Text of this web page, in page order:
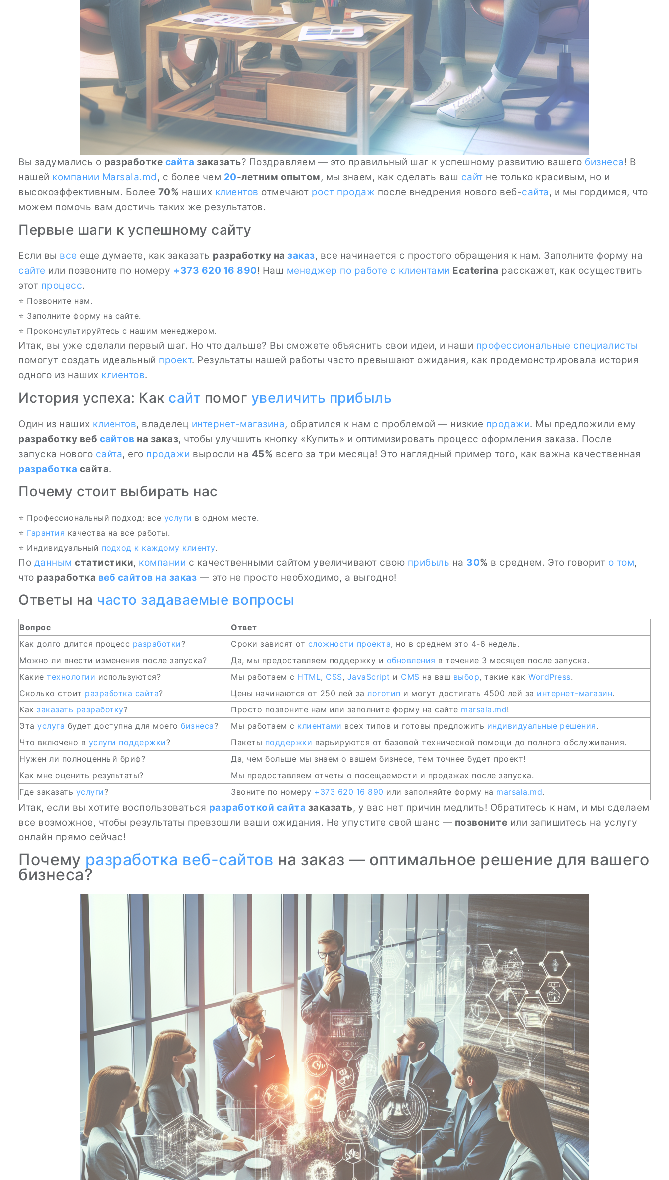
Вы задумались о разработке сайта заказать? Поздравляем — это правильный шаг к успешному развитию вашего бизнеса! В
нашей компании Marsala.md , с более чем 20-летним опытом, мы знаем, как сделать ваш сайт не только красивым, но и
высокоэффективным. Более 70% наших клиентов отмечают рост продаж после внедрения нового веб-сайта, и мы гордимся, что
можем помочь вам достичь таких же результатов.
Первые шаги к успешному сайту
Если вы все еще думаете, как заказать разработку на заказ, все начинается с простого обращения к нам. Заполните форму на
сайте или позвоните по номеру +373 620 16 890! Наш менеджер по работе с клиентами Ecaterina расскажет, как осуществить
этот процесс.
⭐ Позвоните нам.
⭐ Заполните форму на сайте.
⭐ Проконсультируйтесь с нашим менеджером.
Итак, вы уже сделали первый шаг. Но что дальше? Вы сможете объяснить свои идеи, и наши профессиональные специалисты
помогут создать идеальный проект. Результаты нашей работы часто превышают ожидания, как продемонстрировала история
одного из наших клиентов.
История успеха: Как сайт помог увеличить прибыль
Один из наших клиентов, владелец интернет-магазина, обратился к нам с проблемой — низкие продажи. Мы предложили ему
разработку веб сайтов на заказ, чтобы улучшить кнопку «Купить» и оптимизировать процесс оформления заказа. После
запуска нового сайта, его продажи выросли на 45% всего за три месяца! Это наглядный пример того, как важна качественная
разработка сайта.
Почему стоит выбирать нас
⭐ Профессиональный подход: все услуги в одном месте.
⭐ Гарантия качества на все работы.
⭐ Индивидуальный подход к каждому клиенту.
По данным статистики, компании с качественными сайтом увеличивают свою прибыль на 30% в среднем. Это говорит о том,
что разработка веб сайтов на заказ — это не просто необходимо, а выгодно!
Ответы на часто задаваемые вопросы
Вопрос
Ответ
Как долго длится процесс разработки? Сроки зависят от сложности проекта, но в среднем это 4-6 недель.
Можно ли внести изменения после запуска?
Да, мы предоставляем поддержку и обновления в течение 3 месяцев после запуска.
Какие технологии используются? Мы работаем с HTML, CSS, JavaScript и CMS на ваш выбор, такие как WordPress.
Сколько стоит разработка сайта? Цены начинаются от 250 лей за логотип и могут достигать 4500 лей за интернет-магазин.
Как заказать разработку? Просто позвоните нам или заполните форму на сайте marsala.md!
Эта услуга будет доступна для моего бизнеса? Мы работаем с клиентами всех типов и готовы предложить индивидуальные решения.
Что включено в услуги поддержки? Пакеты поддержки варьируются от базовой технической помощи до полного обслуживания.
Нужен ли полноценный бриф?
Да, чем больше мы знаем о вашем бизнесе, тем точнее будет проект!
Как мне оценить результаты?
Мы предоставляем отчеты о посещаемости и продажах после запуска.
Где заказать услуги? Звоните по номеру +373 620 16 890 или заполняйте форму на marsala.md.
Итак, если вы хотите воспользоваться разработкой сайта заказать, у вас нет причин медлить! Обратитесь к нам, и мы сделаем
все возможное, чтобы результаты превзошли ваши ожидания. Не упустите свой шанс — позвоните или запишитесь на услугу
онлайн прямо сейчас!
Почему разработка веб-сайтов на заказ — оптимальное решение для вашего
бизнеса?